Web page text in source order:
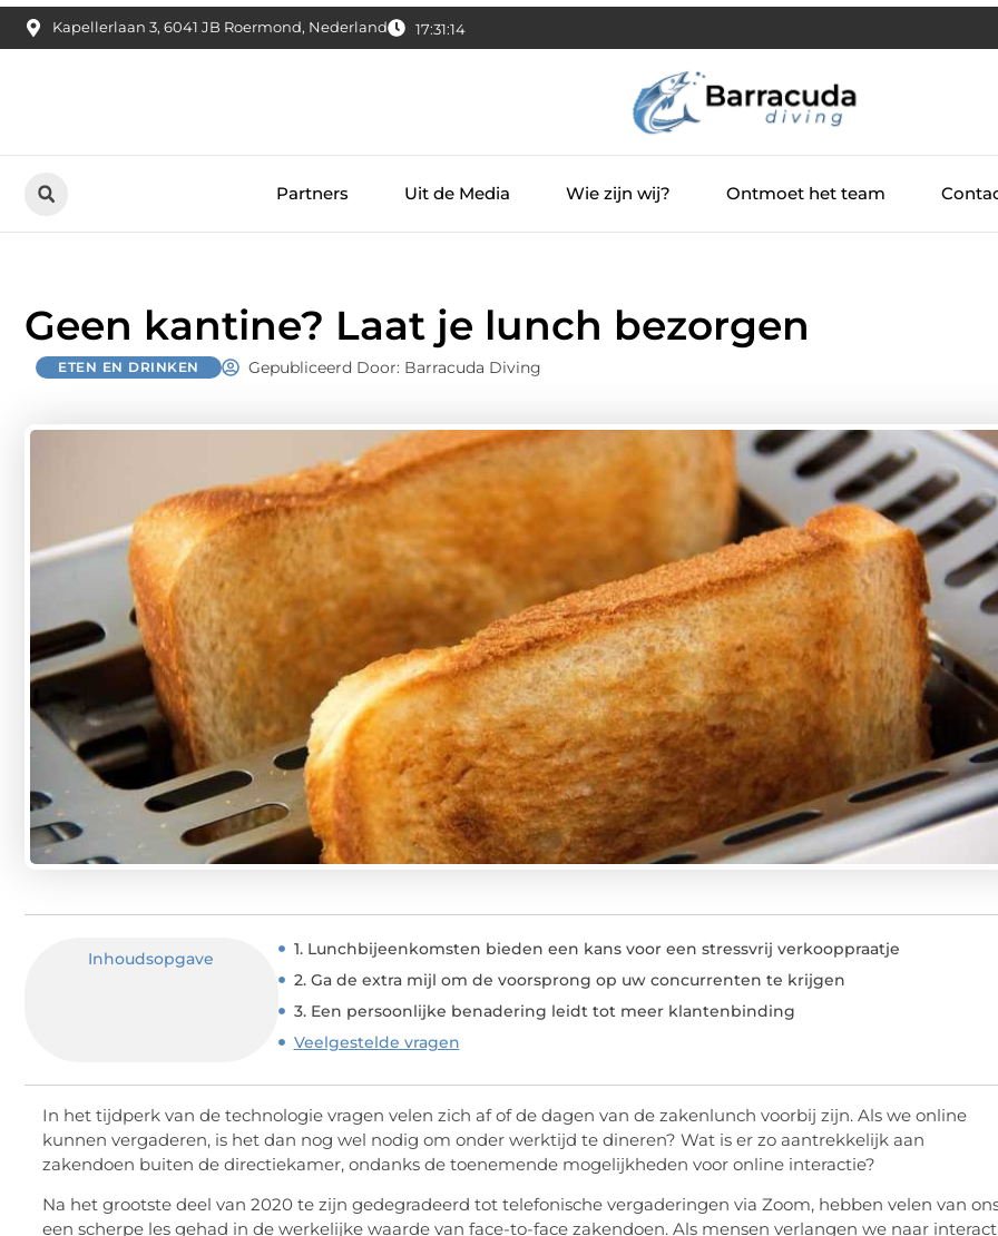
Kapellerlaan 3, 6041 JB Roermond, Nederland 17:31:16
Partners Uit de Media Wie zijn wij? Ontmoet het team
Geen kantine? Laat je lunch bezorgen
ETEN EN DRINKEN Gepubliceerd Door: Barracuda Diving
Inhoudsopgave
1. Lunchbijeenkomsten bieden een kans voor een stressvrij verkooppraatje
2. Ga de extra mijl om de voorsprong op uw concurrenten te krijgen
3. Een persoonlijke benadering leidt tot meer klantenbinding
Veelgestelde vragen
In het tijdperk van de technologie vragen velen zich af of de dagen van de zakenlunch voorbij zijn. Als we online
kunnen vergaderen, is het dan nog wel nodig om onder werktijd te dineren? Wat is er zo aantrekkelijk aan
zakendoen buiten de directiekamer, ondanks de toenemende mogelijkheden voor online interactie?
Na het grootste deel van 2020 te zijn gedegradeerd tot telefonische vergaderingen via Zoom, hebben velen van
een scherpe les gehad in de werkelijke waarde van face-to-face zakendoen. Als mensen verlangen we naar